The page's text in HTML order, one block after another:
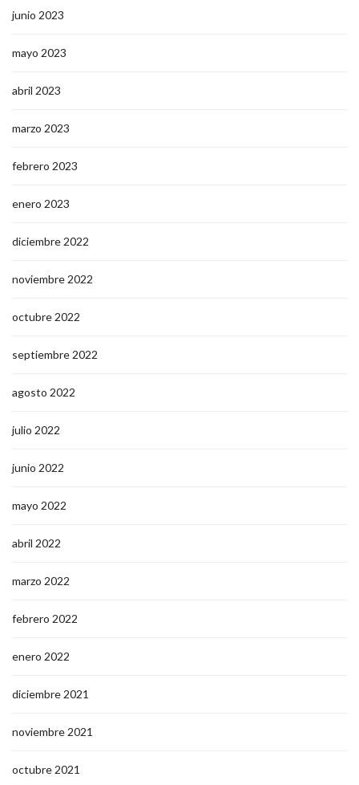
junio 2023
mayo 2023
abril 2023
marzo 2023
febrero 2023
enero 2023
diciembre 2022
noviembre 2022
octubre 2022
septiembre 2022
agosto 2022
julio 2022
junio 2022
mayo 2022
abril 2022
marzo 2022
febrero 2022
enero 2022
diciembre 2021
noviembre 2021
octubre 2021